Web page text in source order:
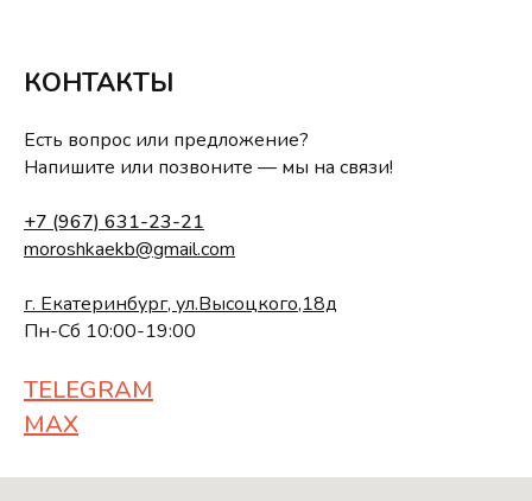
КОНТАКТЫ
Есть вопрос или предложение?
Напишите или позвоните — мы на связи!
+7 (967) 631-23-21
moroshkaekb@gmail.com
г. Екатеринбург, ул.Высоцкого,18д
Пн-Сб 10:00-19:00
TELEGRAM
MAX